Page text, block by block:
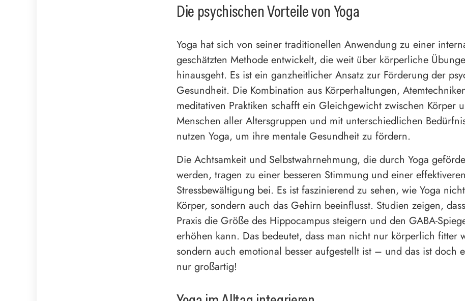
Die psychischen Vorteile von Yoga
Yoga hat sich von seiner traditionellen Anwendung zu einer
geschätzten Methode entwickelt, die weit über körperliche
hinausgeht. Es ist ein ganzheitlicher Ansatz zur Förderung der
Gesundheit. Die Kombination aus Körperhaltungen,
meditativen Praktiken schafft ein Gleichgewicht zwischen Körper
Menschen aller Altersgruppen und mit unterschiedlichen
nutzen Yoga, um ihre mentale Gesundheit zu fördern.
Die Achtsamkeit und Selbstwahrnehmung, die durch Yoga
werden, tragen zu einer besseren Stimmung und einer effektiveren
Stressbewältigung bei. Es ist faszinierend zu sehen, wie Yoga
Körper, sondern auch das Gehirn beeinflusst. Studien zeigen,
Praxis die Größe des Hippocampus steigern und den GABA-
erhöhen kann. Das bedeutet, dass man nicht nur körperlich fitter
sondern auch emotional besser aufgestellt ist – und das ist doch
nur großartig!